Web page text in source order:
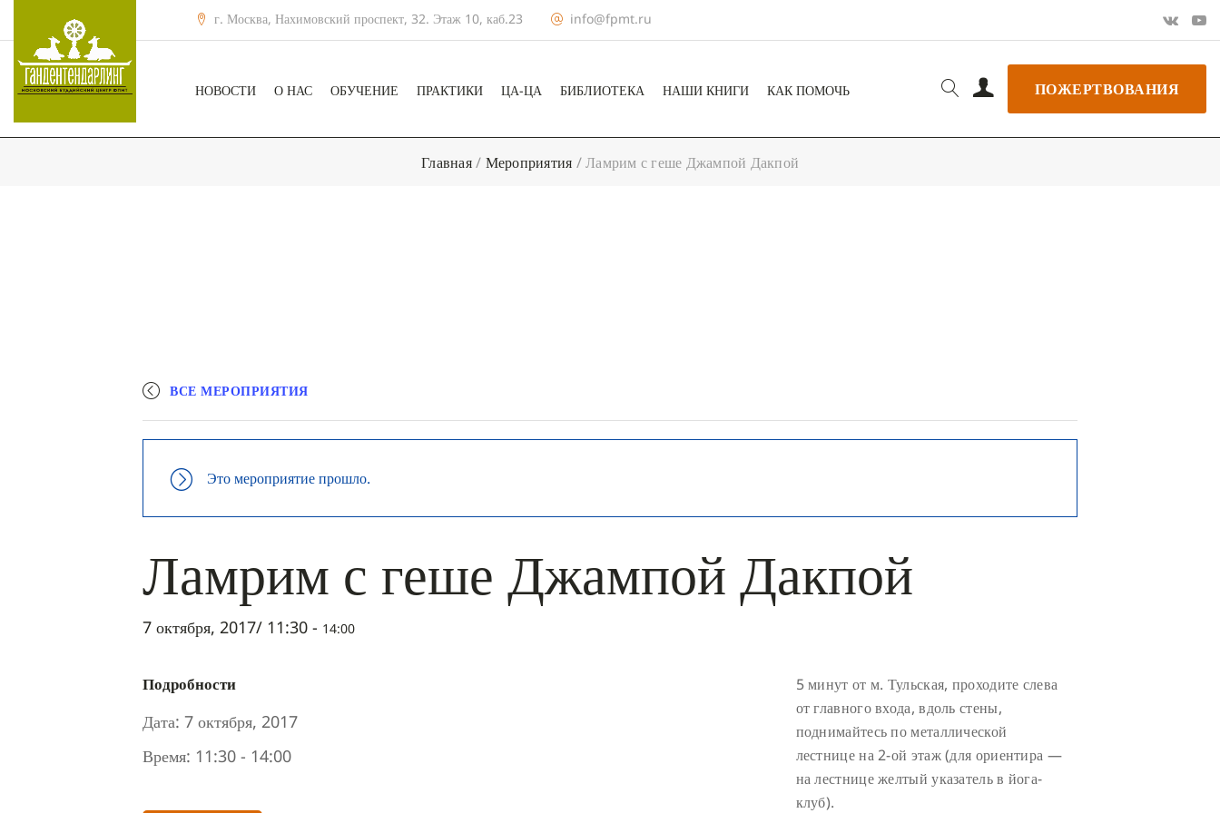
г. Москва, Нахимовский проспект, 32. Этаж 10, каб.23 info@fpmt.ru
НОВОСТИ О НАС ОБУЧЕНИЕ ПРАКТИКИ ЦА-ЦА БИБЛИОТЕКА НАШИ КНИГИ КАК ПОМОЧЬ ПОЖЕРТВОВАНИЯ
Главная/ Мероприятия /Ламрим с геше Джампой Дакпой
ВСЕ МЕРОПРИЯТИЯ
Это мероприятие прошло.
Ламрим с геше Джампой Дакпой
7 октября, 2017/ 11:30 - 14:00
Подробности
Дата: 7 октября, 2017
Время: 11:30 - 14:00
5 минут от м. Тульская, проходите слева
от главного входа, вдоль стены,
поднимайтесь по металлической
лестнице на 2-ой этаж (для ориентира —
на лестнице желтый указатель в йога-
клуб).